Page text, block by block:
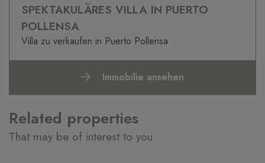
SPEKTAKULÄRES VILLA IN PUERTO
POLLENSA
Villa zu verkaufen in Puerto Pollensa
Immobilie ansehen
Related properties
That may be of interest to you